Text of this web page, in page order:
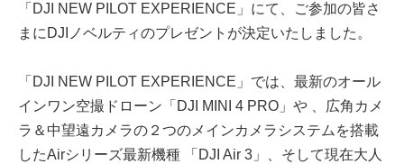
「DJI NEW PILOT EXPERIENCE」にて、ご参加の皆さ
まにDJIノベルティのプレゼントが決定いたしました。
「DJI NEW PILOT EXPERIENCE」では、最新のオール
インワン空撮ドローン「DJI MINI 4 PRO」や 、広角カメ
ラ＆中望遠カメラの２つのメインカメラシステムを搭載
したAirシリーズ最新機種 「DJI Air 3」、そして現在大人